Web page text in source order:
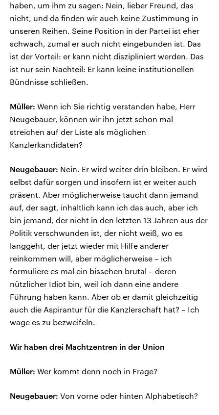
haben, um ihm zu sagen: Nein, lieber Freund, das
nicht, und da finden wir auch keine Zustimmung in
unseren Reihen. Seine Position in der Partei ist eher
schwach, zumal er auch nicht eingebunden ist. Das
ist der Vorteil: er kann nicht diszipliniert werden. Das
ist nur sein Nachteil: Er kann keine institutionellen
Bündnisse schließen.
Müller: Wenn ich Sie richtig verstanden habe, Herr
Neugebauer, können wir ihn jetzt schon mal
streichen auf der Liste als möglichen
Kanzlerkandidaten?
Neugebauer: Nein. Er wird weiter drin bleiben. Er wird
selbst dafür sorgen und insofern ist er weiter auch
präsent. Aber möglicherweise taucht dann jemand
auf, der sagt, inhaltlich kann ich das auch, aber ich
bin jemand, der nicht in den letzten 13 Jahren aus der
Politik verschwunden ist, der nicht weiß, wo es
langgeht, der jetzt wieder mit Hilfe anderer
reinkommen will, aber möglicherweise – ich
formuliere es mal ein bisschen brutal – deren
nützlicher Idiot bin, weil ich dann eine andere
Führung haben kann. Aber ob er damit gleichzeitig
auch die Aspirantur für die Kanzlerschaft hat? – Ich
wage es zu bezweifeln.
Wir haben drei Machtzentren in der Union
Müller: Wer kommt denn noch in Frage?
Neugebauer: Von vorne oder hinten Alphabetisch?